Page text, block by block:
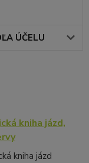
ÚČELU
kniha jázd,
kniha jázd